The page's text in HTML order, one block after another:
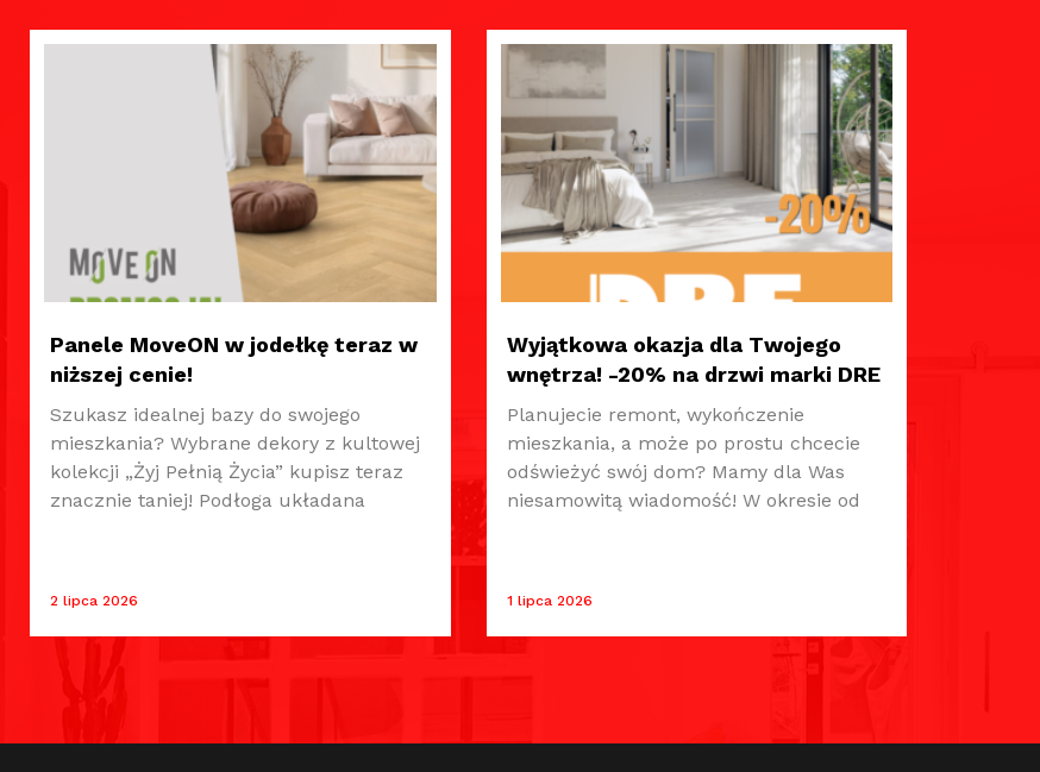
Panele MoveON w jodełkę teraz w
niższej cenie!
Szukasz idealnej bazy do swojego
mieszkania? Wybrane dekory z kultowej
kolekcji „Żyj Pełnią Życia” kupisz teraz
znacznie taniej! Podłoga układana
2 lipca 2026
Wyjątkowa okazja dla Twojego
wnętrza! -20% na drzwi marki DRE
Planujecie remont, wykończenie
mieszkania, a może po prostu chcecie
odświeżyć swój dom? Mamy dla Was
niesamowitą wiadomość! W okresie od
1 lipca 2026